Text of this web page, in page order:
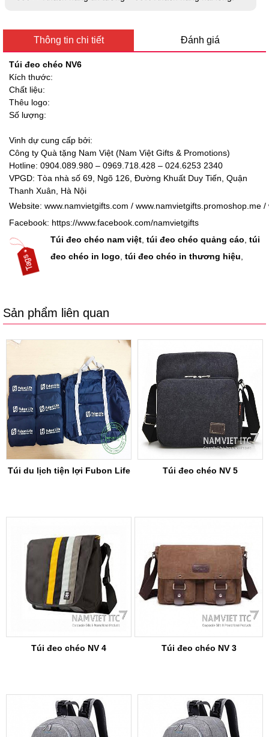
Thông tin chi tiết Đánh giá
Túi đeo chéo NV6
Kích thước:
Chất liệu:
Thêu logo:
Số lượng:
Vinh dự cung cấp bởi:
Công ty Quà tặng Nam Việt (Nam Việt Gifts & Promotions)
Hotline: 0904.089.980 – 0969.718.428 – 024.6253 2340
VPGD: Tòa nhà số 69, Ngõ 126, Đường Khuất Duy Tiến, Quận
Thanh Xuân, Hà Nội
Website: www.namvietgifts.com / www.namvietgifts.promoshop.me /
Facebook: https://www.facebook.com/namvietgifts
Túi đeo chéo nam việt túi đeo chéo quảng cáo túi
đeo chéo in logo túi đeo chéo in thương hiệu
Sản phẩm liên quan
Túi du lịch tiện lợi Fubon Life Túi đeo chéo NV 5
Túi đeo chéo NV 4 Túi đeo chéo NV 3